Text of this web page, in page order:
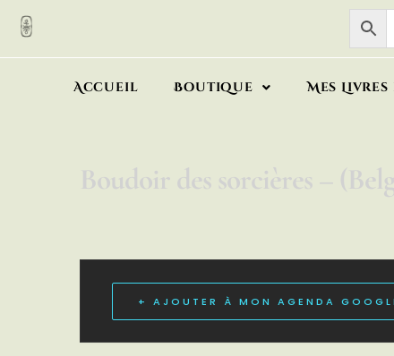
Accueil Boutique Mes
+ AJOUTER À MON AGENDA